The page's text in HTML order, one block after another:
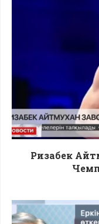
Ризабек